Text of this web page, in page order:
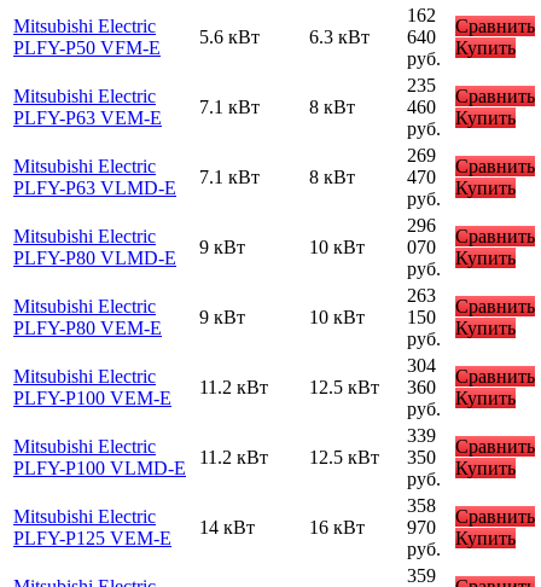
Mitsubishi Electric
PLFY-P50 VFM-E
5.6 кВт 6.3 кВт
162
640
руб.
Сравнить
Купить
Mitsubishi Electric
PLFY-P63 VEM-E
7.1 кВт 8 кВт
235
460
руб.
Сравнить
Купить
Mitsubishi Electric
PLFY-P63 VLMD-E
7.1 кВт 8 кВт
269
470
руб.
Сравнить
Купить
Mitsubishi Electric
PLFY-P80 VLMD-E
9 кВт 10 кВт
296
070
руб.
Сравнить
Купить
Mitsubishi Electric
PLFY-P80 VEM-E
9 кВт 10 кВт
263
150
руб.
Сравнить
Купить
Mitsubishi Electric
PLFY-P100 VEM-E
11.2 кВт 12.5 кВт
304
360
руб.
Сравнить
Купить
Mitsubishi Electric
PLFY-P100 VLMD-E
11.2 кВт 12.5 кВт
339
350
руб.
Сравнить
Купить
Mitsubishi Electric
PLFY-P125 VEM-E
14 кВт 16 кВт
358
970
руб.
Сравнить
Купить
359